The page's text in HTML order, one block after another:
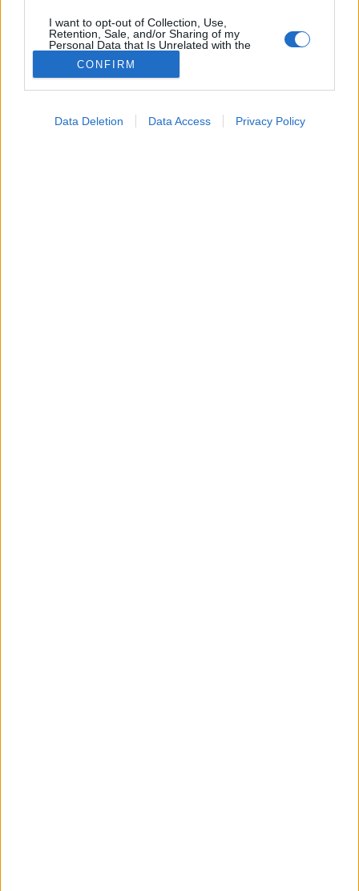
I want to opt-out of Collection, Use,
Retention, Sale, and/or Sharing of my
Personal Data that Is Unrelated with the
Purposes for which it was collected.
Opted Out
CONFIRM
Data Deletion Data Access Privacy Policy